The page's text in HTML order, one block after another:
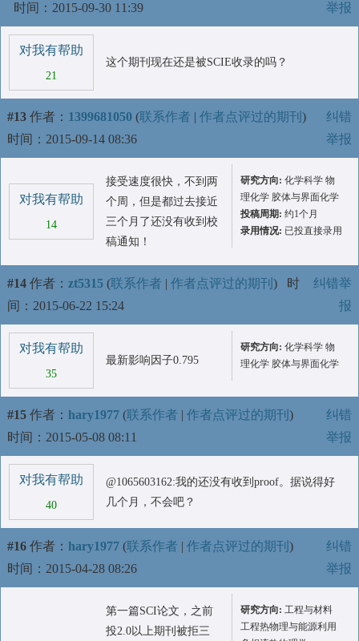
时间：2015-09-30 11:39
举报
对我有帮助
21
这个期刊现在还是被SCIE收录的吗？
#13 作者： 1399681050 (联系作者 | 作者点评过的期刊 )
时间：2015-09-14 08:36
纠错
举报
对我有帮助
14
接受速度很快，不到两
个周，但是都过去接近
三个月了还没有收到校
稿通知！
研究方向: 化学科学 物
理化学 胶体与界面化学
投稿周期: 约1个月
录用情况: 已投直接录用
#14 作者： zt5315 (联系作者 | 作者点评过的期刊 ) 时
间：2015-06-22 15:24
纠错举
报
对我有帮助
35
最新影响因子0.795
研究方向: 化学科学 物
理化学 胶体与界面化学
#15 作者： hary1977 (联系作者 | 作者点评过的期刊 )
时间：2015-05-08 08:11
纠错
举报
对我有帮助
40
@1065603162:我的还没有收到proof。据说得好
几个月，不会吧？
#16 作者： hary1977 (联系作者 | 作者点评过的期刊 )
时间：2015-04-28 08:26
纠错
举报
第一篇SCI论文，之前
投2.0以上期刊被拒三
研究方向: 工程与材料
工程热物理与能源利用